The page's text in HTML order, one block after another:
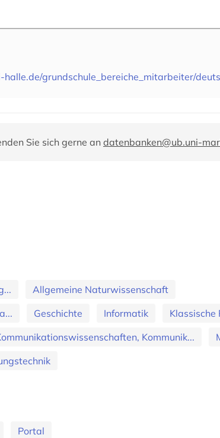
grundschule_bereiche_mitarbeiter/
Sie sich gerne an datenbanken@ub.uni-
Allgemeine Naturwissenschaft
Geschichte Informatik
Kommunik...
Portal